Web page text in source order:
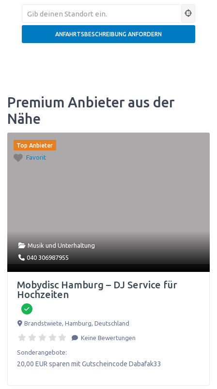
Premium Anbieter aus der
Nähe
Top Anbieter
Favorit
Musik und Unterhaltung
040 306987955
Mobydisc Hamburg – DJ Service für
Hochzeiten
Brandstwiete, Hamburg, Deutschland
Keine Bewertungen
Sonderangebote:
20,00 EUR sparen mit Gutscheincode Dabafak33